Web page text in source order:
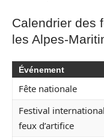
Calendrier des
les Alpes-
Événement
Fête nationale
Festival
feux d’artifice